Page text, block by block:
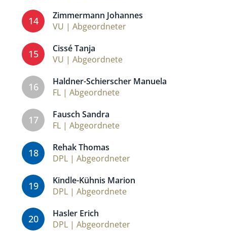
14
Zimmermann Johannes
VU | Abgeordneter
15
Cissé Tanja
VU | Abgeordnete
16
Haldner-Schierscher Manuela
FL | Abgeordnete
17
Fausch Sandra
FL | Abgeordnete
18
Rehak Thomas
DPL | Abgeordneter
19
Kindle-Kühnis Marion
DPL | Abgeordnete
20
Hasler Erich
DPL | Abgeordneter